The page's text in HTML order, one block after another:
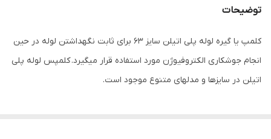
توضیحات
کلمپ یا گیره لوله پلی اتیلن سایز 63 برای ثابت نگهداشتن لوله در حین
انجام جوشکاری الکتروفیوژن مورد استفاده قرار میگیرد. کلمپس لوله پلی
اتیلن در سایزها و مدلهای متنوع موجود است.